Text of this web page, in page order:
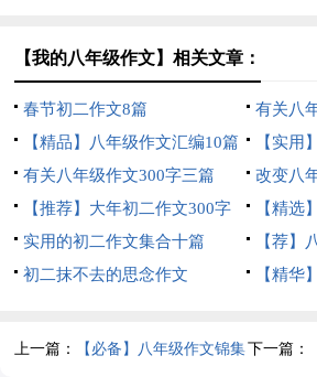
【我的八年级作文】相关文章：
春节初二作文8篇
有关八
合10篇
【精品】八年级作文汇编10篇
【实用
有关八年级作文300字三篇
改变八
【推荐】大年初二作文300字
四篇
【精选
实用的初二作文集合十篇
【荐】
初二抹不去的思念作文
【精华
上一篇： 【必备】八年级作文锦集下一篇：